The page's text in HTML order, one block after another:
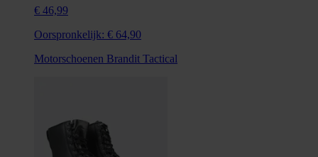
€ 46,99
Oorspronkelijk: € 64,90
Motorschoenen Brandit Tactical